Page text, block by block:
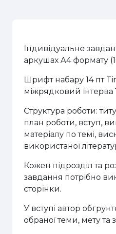
Індивідуальне
аркушах А4 формату
Шрифт набару 14 пт
міжрядковий інтерва
Структура роботи:
план роботи, вступ,
матеріалу по темі,
використаної
Кожен підрозділ та
завдання потрібно
сторінки.
У вступі автор
обраної теми, мету та